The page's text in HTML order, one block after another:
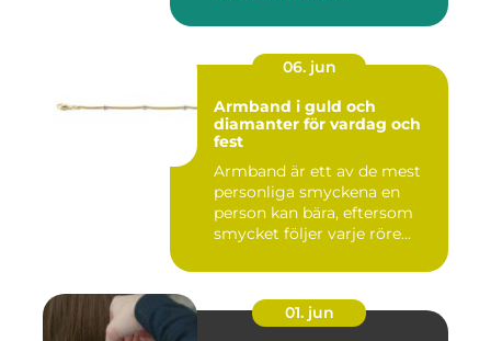
06. jun
Armband i guld och
diamanter för vardag och
fest
Armband är ett av de mest
personliga smyckena en
person kan bära, eftersom
smycket följer varje röre...
01. jun